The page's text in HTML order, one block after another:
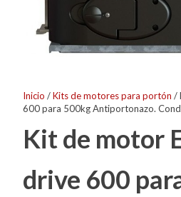
Inicio /Kits de motores para portón /
600 para 500kg Antiportonazo.
Kit de motor
drive 600